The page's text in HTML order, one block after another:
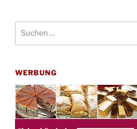
WERBUNG